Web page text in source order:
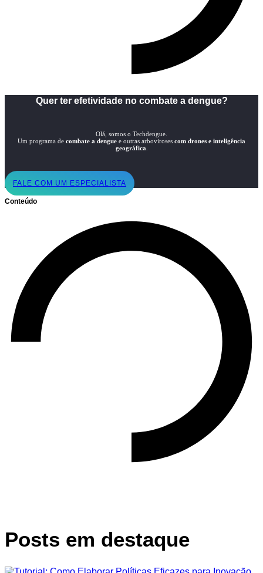
Quer ter efetividade no combate a dengue?
Olá, somos o Techdengue.
Um programa de combate a dengue e outras arboviroses com drones e inteligência
geográfica
FALE COM UM ESPECIALISTA
Conteúdo
Posts em destaque